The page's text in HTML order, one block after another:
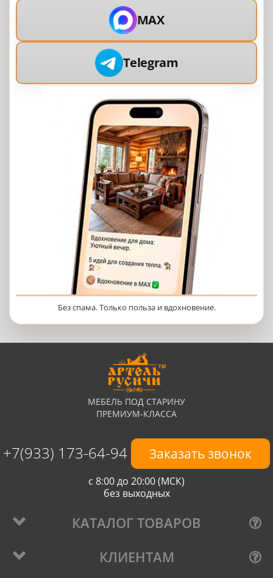
MAX
Telegram
Без спама. Только польза и вдохновение.
МЕБЕЛЬ ПОД СТАРИНУ
ПРЕМИУМ-КЛАССА
+7(933) 173-64-94 Заказать звонок
с 8:00 до 20:00 (МСК)
без выходных
КАТАЛОГ ТОВАРОВ
КЛИЕНТАМ